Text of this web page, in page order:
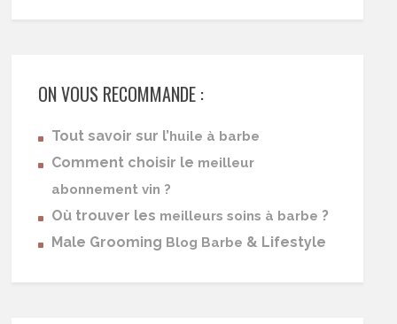
ON VOUS RECOMMANDE :
Tout savoir sur l’huile à barbe
Comment choisir le meilleur
abonnement vin ?
Où trouver les meilleurs soins à barbe ?
Male Grooming Blog Barbe & Lifestyle